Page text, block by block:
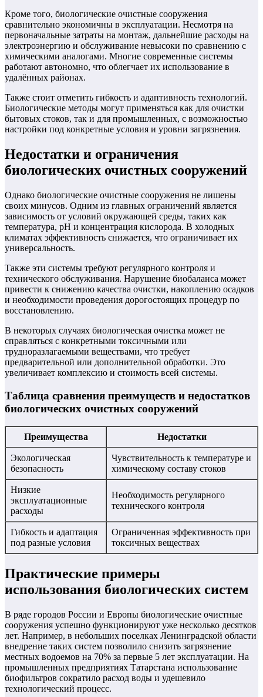
Кроме того, биологические очистные сооружения
сравнительно экономичны в эксплуатации. Несмотря на
первоначальные затраты на монтаж, дальнейшие расходы на
электроэнергию и обслуживание невысоки по сравнению с
химическими аналогами. Многие современные системы
работают автономно, что облегчает их использование в
удалённых районах.
Также стоит отметить гибкость и адаптивность технологий.
Биологические методы могут применяться как для очистки
бытовых стоков, так и для промышленных, с возможностью
настройки под конкретные условия и уровни загрязнения.
Недостатки и ограничения
биологических очистных сооружений
Однако биологические очистные сооружения не лишены
своих минусов. Одним из главных ограничений является
зависимость от условий окружающей среды, таких как
температура, pH и концентрация кислорода. В холодных
климатах эффективность снижается, что ограничивает их
универсальность.
Также эти системы требуют регулярного контроля и
технического обслуживания. Нарушение биобаланса может
привести к снижению качества очистки, накоплению осадков
и необходимости проведения дорогостоящих процедур по
восстановлению.
В некоторых случаях биологическая очистка может не
справляться с конкретными токсичными или
трудноразлагаемыми веществами, что требует
предварительной или дополнительной обработки. Это
увеличивает комплексию и стоимость всей системы.
Таблица сравнения преимуществ и недостатков
биологических очистных сооружений
Преимущества Недостатки
Экологическая
безопасность
Чувствительность к температуре и
химическому составу стоков
Низкие
эксплуатационные
расходы
Необходимость регулярного
технического контроля
Гибкость и адаптация
под разные условия
Ограниченная эффективность при
токсичных веществах
Практические примеры
использования биологических систем
В ряде городов России и Европы биологические очистные
сооружения успешно функционируют уже несколько десятков
лет. Например, в небольших поселках Ленинградской области
внедрение таких систем позволило снизить загрязнение
местных водоемов на 70% за первые 5 лет эксплуатации. На
промышленных предприятиях Татарстана использование
биофильтров сократило расход воды и удешевило
технологический процесс.